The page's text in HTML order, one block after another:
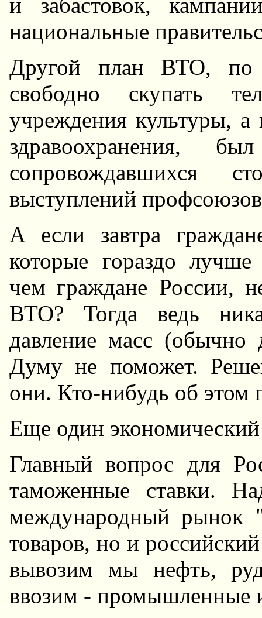
и забастовок,
национальные
Другой план ВТО, по
свободно скупать
учреждения культуры, а
здравоохранения,
сопровождавшихся
выступлений
А если завтра
которые гораздо
чем граждане России,
ВТО? Тогда ведь
давление масс
Думу не поможет.
они. Кто-нибудь об этом
Еще один экономический
Главный вопрос для
таможенные ставки.
международный рынок
товаров, но и
вывозим мы нефть,
ввозим - промышленные